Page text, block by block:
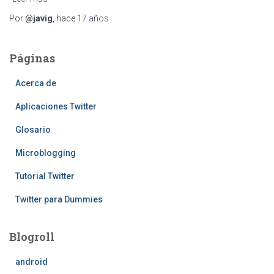
Por@javig , hace 17 años
Páginas
Acerca de
Aplicaciones Twitter
Glosario
Microblogging
Tutorial Twitter
Twitter para Dummies
Blogroll
android